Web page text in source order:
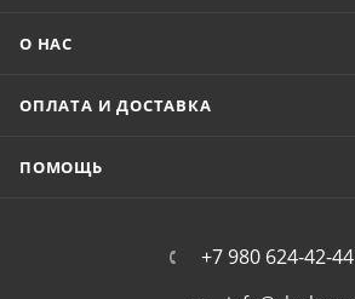
О НАС
ОПЛАТА И ДОСТАВКА
ПОМОЩЬ
+7 980 624-42-44